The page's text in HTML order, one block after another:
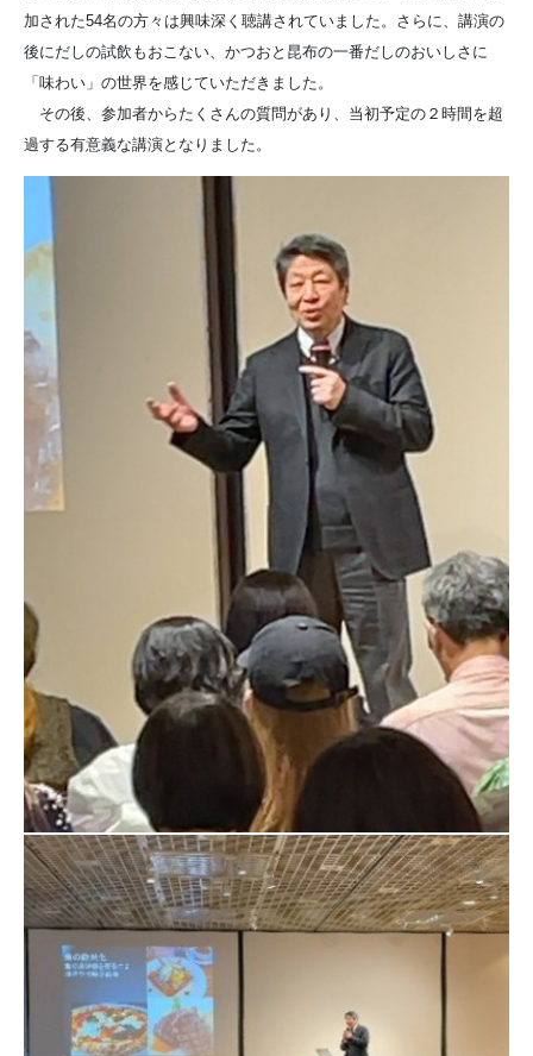
加された54名の方々は興味深く聴講されていました。さらに、講演の
後にだしの試飲もおこない、かつおと昆布の一番だしのおいしさに
「味わい」の世界を感じていただきました。
その後、参加者からたくさんの質問があり、当初予定の２時間を超
過する有意義な講演となりました。